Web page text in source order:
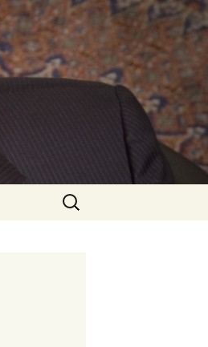
Pesquisar
por: